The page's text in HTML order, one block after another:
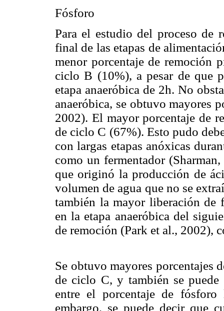
Fósforo
Para el estudio del proceso de
final de las etapas de
menor porcentaje de remoción
ciclo B (10%), a pesar de que
etapa anaeróbica de 2h. No
anaeróbica, se obtuvo mayores
2002). El mayor porcentaje de
de ciclo C (67%). Esto pudo
con largas etapas anóxicas
como un fermentador
que originó la producción de
volumen de agua que no se
también la mayor liberación de
en la etapa anaeróbica del
de remoción (Park et al., 2002),
Se obtuvo mayores porcentajes
de ciclo C, y también se
entre el porcentaje de
embargo, se puede decir que